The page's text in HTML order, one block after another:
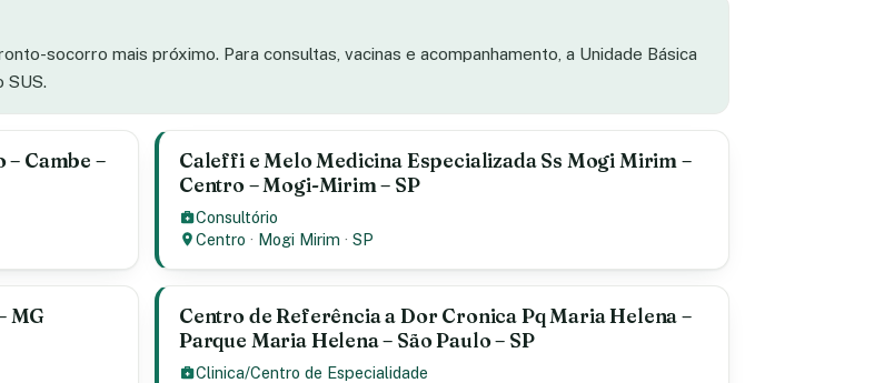
socorro mais próximo. Para consultas, vacinas e acompanhamento, a Unidade Básica
SUS.
– Cambe –
Caleffi e Melo Medicina Especializada Ss Mogi Mirim –
Centro – Mogi-Mirim – SP
Consultório
Centro · Mogi Mirim ·SP
MG
Centro de Referência a Dor Cronica Pq Maria Helena –
Parque Maria Helena – São Paulo – SP
Clinica/Centro de Especialidade